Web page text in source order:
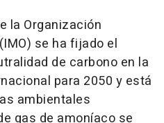
la Organización
se ha fijado el
de carbono en la
para 2050 y está
ambientales
gas de amoníaco se